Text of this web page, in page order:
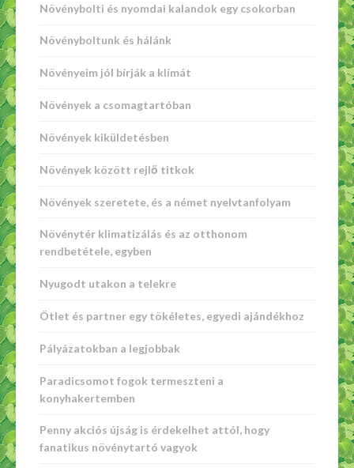
Növénybolti és nyomdai kalandok egy csokorban
Növényboltunk és hálánk
Növényeim jól bírják a klímát
Növények a csomagtartóban
Növények kiküldetésben
Növények között rejlő titkok
Növények szeretete, és a német nyelvtanfolyam
Növénytér klimatizálás és az otthonom
rendbetétele, egyben
Nyugodt utakon a telekre
Ötlet és partner egy tökéletes, egyedi ajándékhoz
Pályázatokban a legjobbak
Paradicsomot fogok termeszteni a
konyhakertemben
Penny akciós újság is érdekelhet attól, hogy
fanatikus növénytartó vagyok